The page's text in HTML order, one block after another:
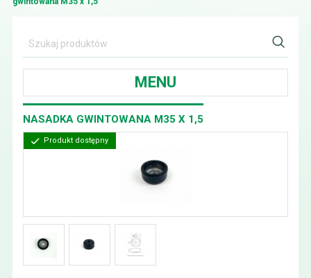
MENU
NASADKA GWINTOWANA M35 X 1,5
Produkt dostępny